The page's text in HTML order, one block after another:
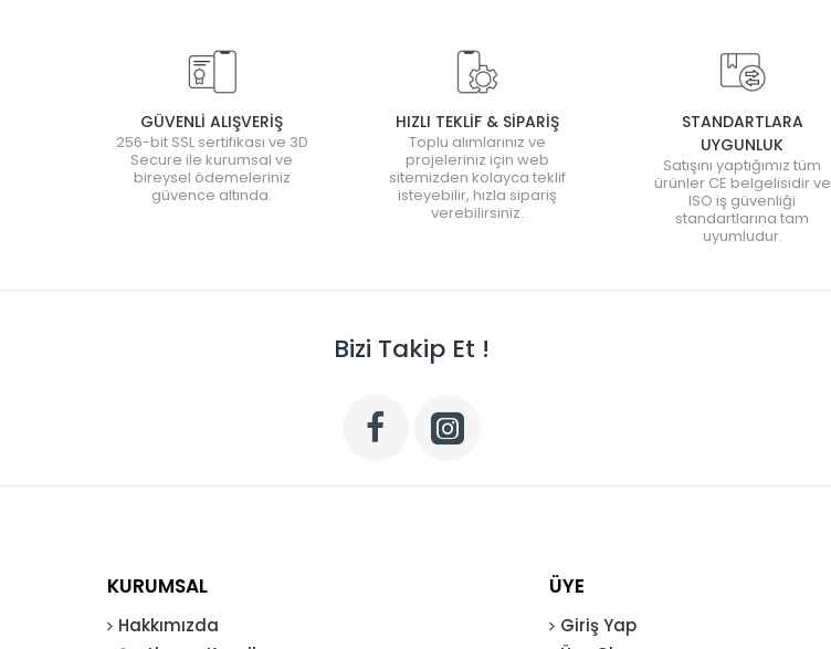
GÜVENLİ ALIŞVERİŞ
256-bit SSL sertifikası ve 3D
Secure ile kurumsal ve
bireysel ödemeleriniz
güvence altında.
HIZLI TEKLİF & SİPARİŞ
Toplu alımlarınız ve
projeleriniz için web
sitemizden kolayca teklif
isteyebilir, hızla sipariş
verebilirsiniz.
STANDARTLARA
UYGUNLUK
Satışını yaptığımız tüm
ürünler CE belgelisidir ve
ISO iş güvenliği
standartlarına tam
uyumludur.
Bizi Takip Et !
KURUMSAL
Hakkımızda
ÜYE
Giriş Yap